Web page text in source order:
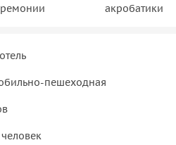
акробатики
пешеходная